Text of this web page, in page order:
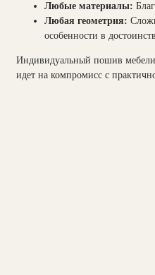
Любые материалы:
Любая геометрия:
особенности в
Индивидуальный пошив мебели
идет на компромисс с